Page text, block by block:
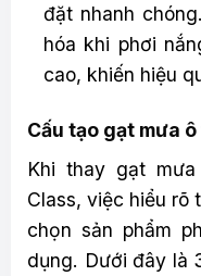
đặt nhanh
hóa khi phơi
cao, khiến hiệu
Cấu tạo gạt mưa
Khi thay gạt
Class, việc hiểu rõ
chọn sản phẩm
dụng. Dưới đây là